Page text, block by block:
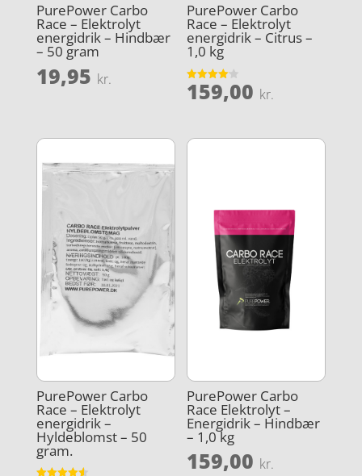
PurePower Carbo
Race – Elektrolyt
energidrik – Hindbær
– 50 gram
19,95 kr.
PurePower Carbo
Race – Elektrolyt
energidrik – Citrus –
1,0 kg
Vurderet
4.1
159,00 kr.
PurePower Carbo
Race – Elektrolyt
energidrik –
Hyldeblomst – 50
gram.
PurePower Carbo
Race Elektrolyt –
Energidrik – Hindbær
– 1,0 kg
159,00 kr.